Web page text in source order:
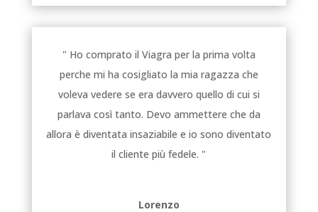
" Ho comprato il Viagra per la prima volta
perche mi ha cosigliato la mia ragazza che
voleva vedere se era davvero quello di cui si
parlava così tanto. Devo ammettere che da
allora è diventata insaziabile e io sono diventato
il cliente più fedele. "
Lorenzo